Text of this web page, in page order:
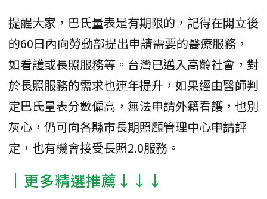
提醒大家，巴氏量表是有期限的，記得在開立後
的60日內向勞動部提出申請需要的醫療服務，
如看護或長照服務等。台灣已邁入高齡社會，對
於長照服務的需求也連年提升，如果經由醫師判
定巴氏量表分數偏高，無法申請外籍看護，也別
灰心，仍可向各縣市長期照顧管理中心申請評
定，也有機會接受長照2.0服務。
│更多精選推薦↓↓↓